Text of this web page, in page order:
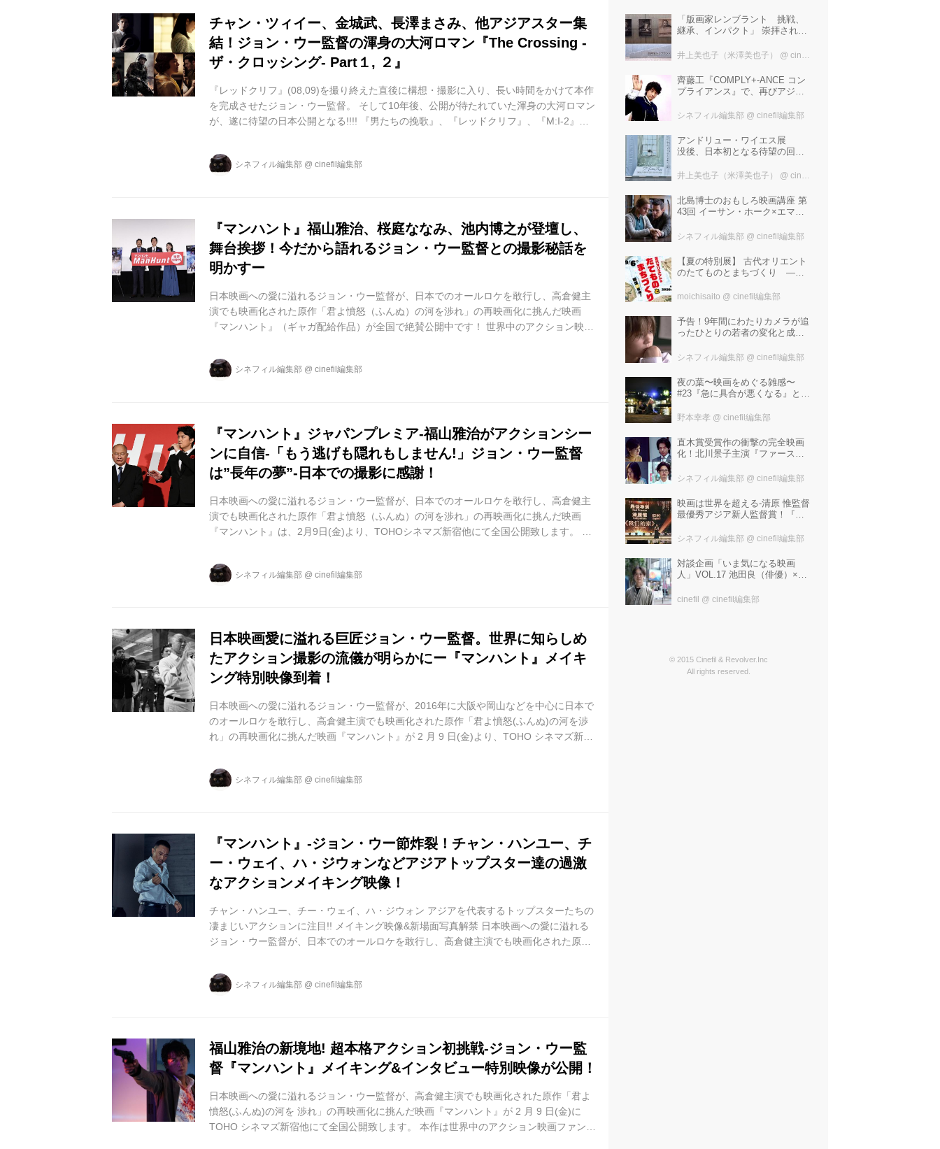
チャン・ツィイー、金城武、長澤まさみ、他アジアスター集
結！ジョン・ウー監督の渾身の大河ロマン『The Crossing -
ザ・クロッシング- Part１, ２』
『レッドクリフ』(08,09)を撮り終えた直後に構想・撮影に入り、長い時間をかけて本作
を完成させたジョン・ウー監督。 そして10年後、公開が待たれていた渾身の大河ロマン
が、遂に待望の日本公開となる!!!! 『男たちの挽歌』、『レッドクリフ』、『M:I-2』な
り、金城武、チャン・ツィイー、ソン・ヘギョ、そして日本からは長澤まさみと、日中
韓の豪華キャストが集結した大河ロマン、『The Crossing(原題)』が、邦題『The
シネフィル編集部 @ cinefil編集部
『マンハント』福山雅治、桜庭ななみ、池内博之が登壇し、
舞台挨拶！今だから語れるジョン・ウー監督との撮影秘話を
明かすー
日本映画への愛に溢れるジョン・ウー監督が、日本でのオールロケを敢行し、高倉健主
演でも映画化された原作「君よ憤怒（ふんぬ）の河を渉れ」の再映画化に挑んだ映画
『マンハント』（ギャガ配給作品）が全国で絶賛公開中です！ 世界中のアクション映画
めるチャン・ハンユーと福山雅治の他、謎のヒロイン・真由美に大抜擢された中国の歌
姫チー・ウェイ、女殺し屋レインには韓国でアクション女優としても人気のハ・ジウォ
シネフィル編集部 @ cinefil編集部
『マンハント』ジャパンプレミア-福山雅治がアクションシー
ンに自信-「もう逃げも隠れもしません!」ジョン・ウー監督
は”長年の夢”-日本での撮影に感謝！
日本映画への愛に溢れるジョン・ウー監督が、日本でのオールロケを敢行し、高倉健主
演でも映画化された原作「君よ憤怒（ふんぬ）の河を渉れ」の再映画化に挑んだ映画
『マンハント』は、2月9日(金)より、TOHOシネマズ新宿他にて全国公開致します。 世
のままに、W主演を務めるチャン・ハンユーと福山雅治の他、謎のヒロイン・真由美に
大抜擢された中国の歌姫チー・ウェイ、女殺し屋レインには韓国でアクション女優とし
シネフィル編集部 @ cinefil編集部
日本映画愛に溢れる巨匠ジョン・ウー監督。世界に知らしめ
たアクション撮影の流儀が明らかにー『マンハント』メイキ
ング特別映像到着！
日本映画への愛に溢れるジョン・ウー監督が、2016年に大阪や岡山などを中心に日本で
のオールロケを敢行し、高倉健主演でも映画化された原作「君よ憤怒(ふんぬ)の河を渉
れ」の再映画化に挑んだ映画『マンハント』が 2 月 9 日(金)より、TOHO シネマズ新宿
ン・ウー監督独自のアクション流儀はそのままに、チャン・ハンユー、 福山雅治他、ア
ジアや日本を代表するキャストがスクリーン上で躍動します。 無実の罪を着せられ逃亡
シネフィル編集部 @ cinefil編集部
『マンハント』-ジョン・ウー節炸裂！チャン・ハンユー、チ
ー・ウェイ、ハ・ジウォンなどアジアトップスター達の過激
なアクションメイキング映像！
チャン・ハンユー、チー・ウェイ、ハ・ジウォン アジアを代表するトップスターたちの
凄まじいアクションに注目!! メイキング映像&新場面写真解禁 日本映画への愛に溢れる
ジョン・ウー監督が、日本でのオールロケを敢行し、高倉健主演でも映画化された原作
(金)より、TOHO シネマズ新宿他にて全国公開致します。 世界中のアクション映画ファ
ンを熱狂させたジョン・ウー監督独自のアクション流儀はそのままに、チャン・ハンユ
シネフィル編集部 @ cinefil編集部
福山雅治の新境地! 超本格アクション初挑戦-ジョン・ウー監
督『マンハント』メイキング&インタビュー特別映像が公開！
日本映画への愛に溢れるジョン・ウー監督が、高倉健主演でも映画化された原作「君よ
憤怒(ふんぬ)の河を 渉れ」の再映画化に挑んだ映画『マンハント』が 2 月 9 日(金)に
TOHO シネマズ新宿他にて全国公開致します。 本作は世界中のアクション映画ファンを
「版画家レンブラント 挑戦、
継承、インパクト」 崇拝され、
た版画技法！ 国立西洋美術館に
井上美也子（米澤美也子） @ cinefil編集部
齊藤工『COMPLY+-ANCE コン
プライアンス』で、再びアジア
際映画祭"インターナショナル・
シネフィル編集部 @ cinefil編集部
アンドリュー・ワイエス展
没後、日本初となる待望の回顧
は？ 独自の精神世界を描く 豊
23日まで開催！
井上美也子（米澤美也子） @ cinefil編集部
北島博士のおもしろ映画講座 第
43回 イーサン・ホーク×エマ・
仕掛ける、実話に基づく衝撃の
ン』！
シネフィル編集部 @ cinefil編集部
【夏の特別展】 古代オリエント
のたてものとまちづくり —模
moichisaito @ cinefil編集部
予告！9年間にわたりカメラが追
ったひとりの若者の変化と成長
戻るとき 空と木の実の9年間』
シネフィル編集部 @ cinefil編集部
夜の葉〜映画をめぐる雑感〜
#23『急に具合が悪くなる』と宮
が悪くなる』
野本幸孝 @ cinefil編集部
直木賞受賞作の衝撃の完全映画
化！北川景子主演『ファースト
化学反応」と絶賛した追加キャ
塚洋介！
シネフィル編集部 @ cinefil編集部
映画は世界を超える-清原 惟監督
最優秀アジア新人監督賞！『わ
中国最大の映画祭「上海国際映
シネフィル編集部 @ cinefil編集部
対談企画「いま気になる映画
人」VOL.17 池田良（俳優）×飯
サー）
cinefil @ cinefil編集部
© 2015 Cinefil & Revolver.Inc
All rights reserved.